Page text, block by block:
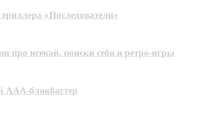
«Последователи»
про исекай, поиски себя и ретро-игры
AAA-блокбастер